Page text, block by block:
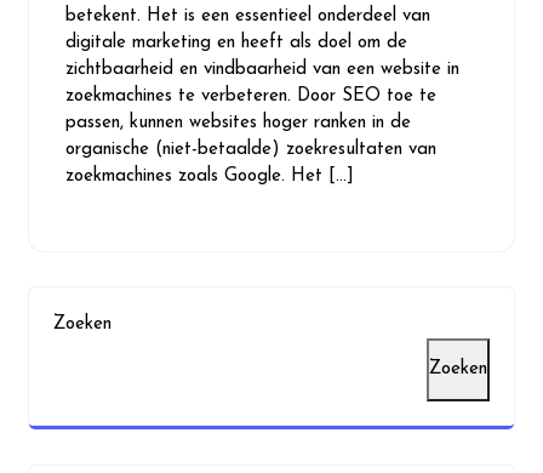
betekent. Het is een essentieel onderdeel van
digitale marketing en heeft als doel om de
zichtbaarheid en vindbaarheid van een website in
zoekmachines te verbeteren. Door SEO toe te
passen, kunnen websites hoger ranken in de
organische (niet-betaalde) zoekresultaten van
zoekmachines zoals Google. Het […]
Zoeken
Zoeken